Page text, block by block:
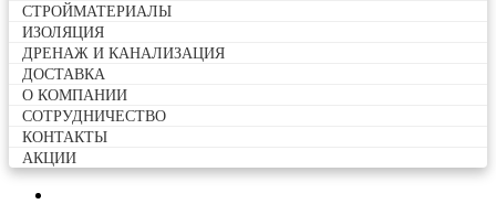
СТРОЙМАТЕРИАЛЫ
ИЗОЛЯЦИЯ
ДРЕНАЖ И КАНАЛИЗАЦИЯ
ДОСТАВКА
О КОМПАНИИ
CОТРУДНИЧЕСТВО
КОНТАКТЫ
АКЦИИ